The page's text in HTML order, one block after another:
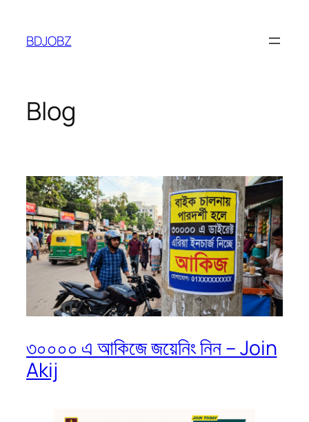
content
BDJOBZ
Blog
৩০০০০ এ আকিজে জয়েনিং নিন – Join
Akij